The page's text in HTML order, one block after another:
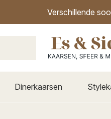
Verschillende
Dinerkaarsen